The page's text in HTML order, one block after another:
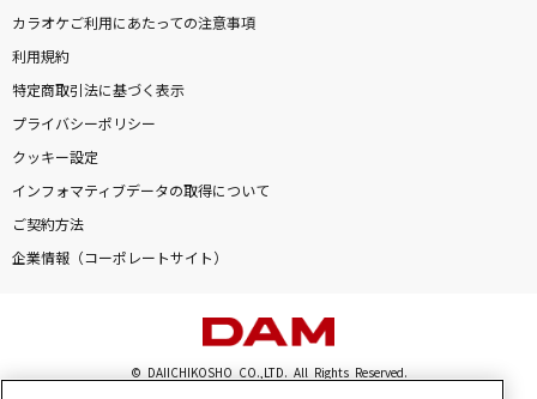
カラオケご利用にあたっての注意事項
利用規約
特定商取引法に基づく表示
プライバシーポリシー
クッキー設定
インフォマティブデータの取得について
ご契約方法
企業情報（コーポレートサイト）
© DAIICHIKOSHO CO.,LTD. All Rights Reserved.